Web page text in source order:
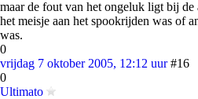
maar de fout van het ongeluk ligt bij
het meisje aan het spookrijden was of
was.
0
vrijdag 7 oktober 2005, 12:12 uur #16
0
Ultimato